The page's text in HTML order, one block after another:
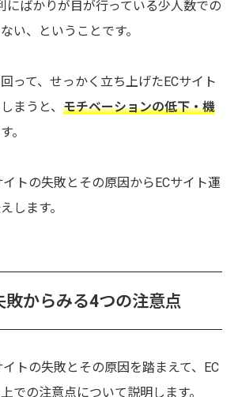
にばかりが目が行っている少人数での
い、ということです。
って、せっかく立ち上げたECサイト
まうと、 モチベーションの低下・機
。
トの失敗とその原因からECサイト運
します。
敗からみる4つの注意点
イトの失敗とその原因を踏まえて、EC
での注意点について説明します。